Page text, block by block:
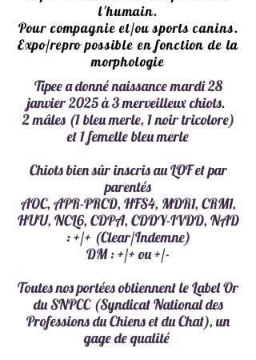
l'humain.
Pour compagnie et/ou sports canins.
Expo/repro possible en fonction de la
morphologie
Tipee a donné naissance mardi 28
janvier 2025à 3 merveilleux chiots.
2 mâles (1 bleu merle, 1 noir tricolore)
et 1 femelle bleu merle
Chiots bien sûr inscris au LOF etpar
parentés
AOC, APR-PRCD, HFS4, MDR1, CRM1,
HUU, NCL6, CDPA, CDDY-IVDD, NAD
: +/+ (Clear/Indemne)
DM : +/+ ou +/-
Toutes nos portées obtiennent le Label Or
du SNPCC (Syndicat National des
Professions du Chiens et du Chat), un
gage de qualité